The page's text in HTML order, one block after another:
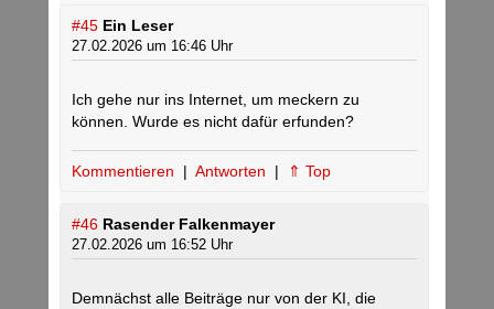
#45 Ein Leser
27.02.2026 um 16:46 Uhr
Ich gehe nur ins Internet, um meckern zu
können. Wurde es nicht dafür erfunden?
Kommentieren | Antworten | ⇑ Top
#46 Rasender Falkenmayer
27.02.2026 um 16:52 Uhr
Demnächst alle Beiträge nur von der KI, die